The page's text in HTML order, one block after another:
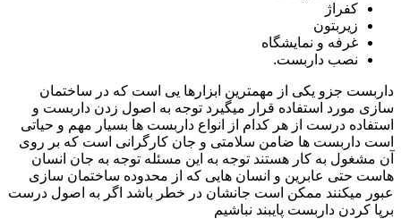
کفراژ
زیربتون
غرفه و نمایشگاه
نصب داربست.
داربست جزو یکی از مهمترین ابزارها یی است که در ساختمان
سازی مورد استفاده قرار میگیرد توجه به اصول زدن داربست و
استفاده درست از هر کدام از انواع داربست ها بسیار مهم و حیاتی
است داربست ها ضامن سلامتی و جان کارگرانی است که بر روی
آن مشغول به کار هستند توجه به این مسئله توجه به جان انسان
هاست حتی عابرین و انسان هایی که از محدوده ساختمان سازی
عبور میکنند ممکن است جانشان در خطر باشد اگر به اصول درست
برپا کردن داربست پایبند نباشیم